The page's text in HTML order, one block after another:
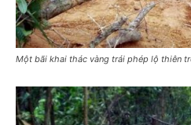
Một bãi khai thác vàng trái phép lộ thiên